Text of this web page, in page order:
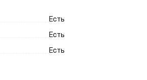
Есть
Есть
Есть